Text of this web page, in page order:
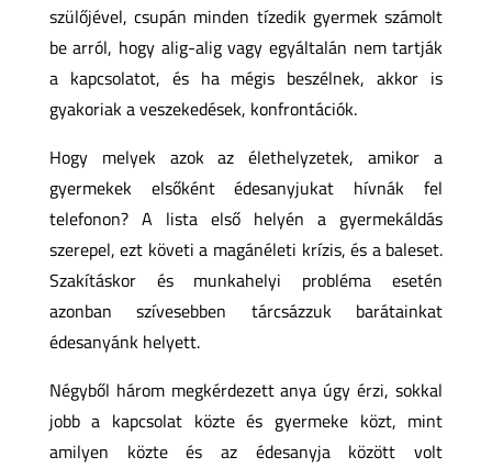
szülőjével, csupán minden tízedik gyermek számolt
be arról, hogy alig-alig vagy egyáltalán nem tartják
a kapcsolatot, és ha mégis beszélnek, akkor is
gyakoriak a veszekedések, konfrontációk.
Hogy melyek azok az élethelyzetek, amikor a
gyermekek elsőként édesanyjukat hívnák fel
telefonon? A lista első helyén a gyermekáldás
szerepel, ezt követi a magánéleti krízis, és a baleset.
Szakításkor és munkahelyi probléma esetén
azonban szívesebben tárcsázzuk barátainkat
édesanyánk helyett.
Négyből három megkérdezett anya úgy érzi, sokkal
jobb a kapcsolat közte és gyermeke közt, mint
amilyen közte és az édesanyja között volt